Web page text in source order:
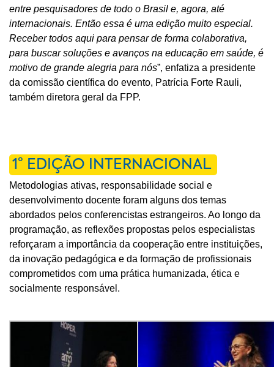
entre pesquisadores de todo o Brasil e, agora, até
internacionais. Então essa é uma edição muito especial.
Receber todos aqui para pensar de forma colaborativa,
para buscar soluções e avanços na educação em saúde, é
motivo de grande alegria para nós”, enfatiza a presidente
da comissão científica do evento, Patrícia Forte Rauli,
também diretora geral da FPP.
1° EDIÇÃO INTERNACIONAL
Metodologias ativas, responsabilidade social e
desenvolvimento docente foram alguns dos temas
abordados pelos conferencistas estrangeiros. Ao longo da
programação, as reflexões propostas pelos especialistas
reforçaram a importância da cooperação entre instituições,
da inovação pedagógica e da formação de profissionais
comprometidos com uma prática humanizada, ética e
socialmente responsável.